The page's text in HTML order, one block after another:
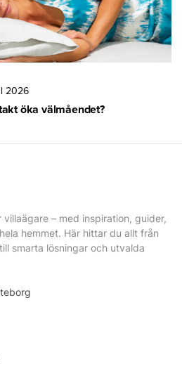
2026
öka välmåendet?
– med inspiration, guider,
hemmet. Här hittar du allt från
smarta lösningar och utvalda